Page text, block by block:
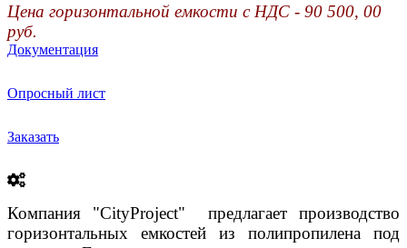
Цена горизонтальной емкости с НДС - 90 500, 00
руб.
Документация
Опросный лист
Заказать
Компания "CityProject"
предлагает производство
горизонтальных емкостей из полипропилена под